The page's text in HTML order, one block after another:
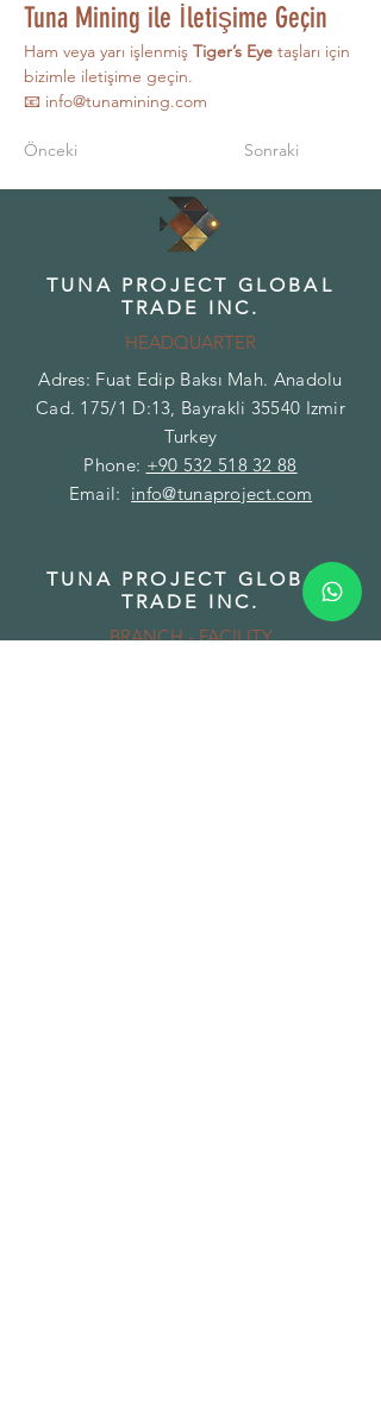
Tuna Mining ile İletişime Geçin
Ham veya yarı işlenmiş Tiger’s Eye taşları için
bizimle iletişime geçin.
📧 info@tunamining.com
Önceki Sonraki
TUNA PROJECT GLOBAL
TRADE INC.
HEADQUARTER
Adres: Fuat Edip Baksı Mah. Anadolu
Cad. 175/1 D:13, Bayrakli 35540 Izmir
Turkey
Phone: +90 532 518 32 88
Email: info@tunaproject.com
TUNA PROJECT GLOBAL
TRADE INC.
BRANCH - FACILITY